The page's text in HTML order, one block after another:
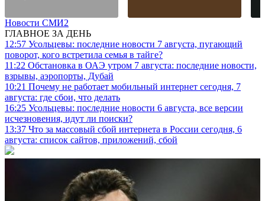
Новости СМИ2
ГЛАВНОЕ ЗА ДЕНЬ
12:57 Усольцевы: последние новости 7 августа, пугающий
поворот, кого встретила семья в тайге?
11:22 Обстановка в ОАЭ утром 7 августа: последние новости,
взрывы, аэропорты, Дубай
10:21 Почему не работает мобильный интернет сегодня, 7
августа: где сбои, что делать
16:25 Усольцевы: последние новости 6 августа, все версии
исчезновения, идут ли поиски?
13:37 Что за массовый сбой интернета в России сегодня, 6
августа: список сайтов, приложений, сбой